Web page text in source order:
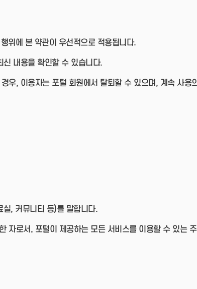
위에 본 약관이 우선적으로 적용됩니다.
내용을 확인할 수 있습니다.
우, 이용자는 포털 회원에서 탈퇴할 수 있으며, 계속 사용
실, 커뮤니티 등)를 말합니다.
자로서, 포털이 제공하는 모든 서비스를 이용할 수 있는